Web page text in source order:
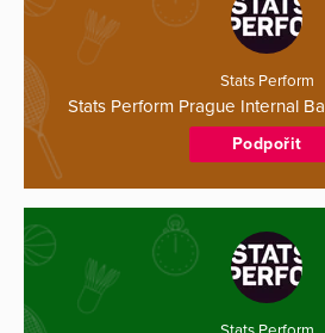
Stats Perform
Stats Perform Prague Internal
Podpořit